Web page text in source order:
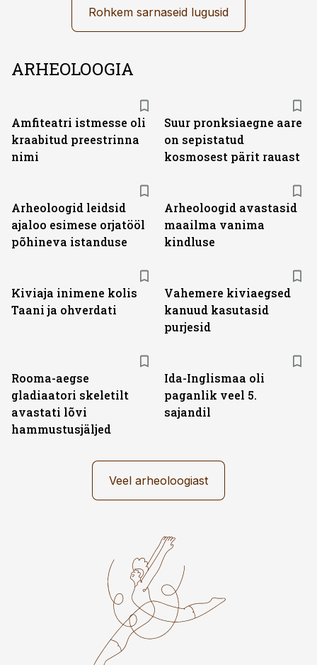
Rohkem sarnaseid lugusid
ARHEOLOOGIA
Amfiteatri istmesse oli
kraabitud preestrinna
nimi
Suur pronksiaegne aare
on sepistatud
kosmosest pärit rauast
Arheoloogid leidsid
ajaloo esimese orjatööl
põhineva istanduse
Arheoloogid avastasid
maailma vanima
kindluse
Kiviaja inimene kolis
Taani ja ohverdati
Vahemere kiviaegsed
kanuud kasutasid
purjesid
Rooma-aegse
gladiaatori skeletilt
avastati lõvi
hammustusjäljed
Ida-Inglismaa oli
paganlik veel 5.
sajandil
Veel arheoloogiast